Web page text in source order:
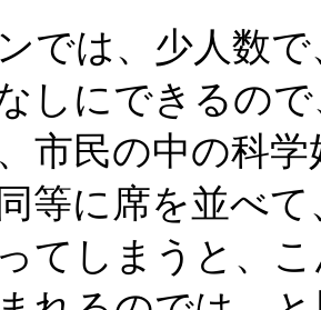
では、少人数
しにできるの
市民の中の科
等に席を並べ
てしまうと、